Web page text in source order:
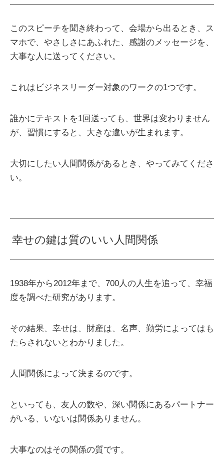
このスピーチを聞き終わって、会場から出るとき、ス
マホで、やさしさにあふれた、感謝のメッセージを、
大事な人に送ってください。
これはビジネスリーダー対象のワークの1つです。
誰かにテキストを1回送っても、世界は変わりません
が、習慣にすると、大きな違いが生まれます。
大切にしたい人間関係があるとき、やってみてくださ
い。
幸せの鍵は質のいい人間関係
1938年から2012年まで、700人の人生を追って、幸福
度を調べた研究があります。
その結果、幸せは、財産は、名声、勤労によってはも
たらされないとわかりました。
人間関係によって決まるのです。
といっても、友人の数や、深い関係にあるパートナー
がいる、いないは関係ありません。
大事なのはその関係の質です。